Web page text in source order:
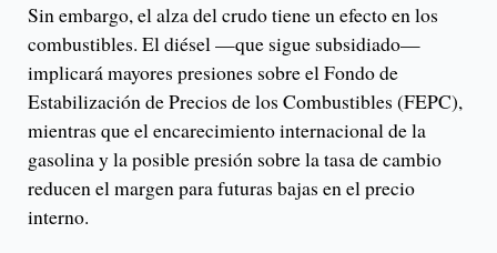
Sin embargo, el alza del crudo tiene un efecto en los
combustibles. El diésel —que sigue subsidiado—
implicará mayores presiones sobre el Fondo de
Estabilización de Precios de los Combustibles (FEPC),
mientras que el encarecimiento internacional de la
gasolina y la posible presión sobre la tasa de cambio
reducen el margen para futuras bajas en el precio
interno.